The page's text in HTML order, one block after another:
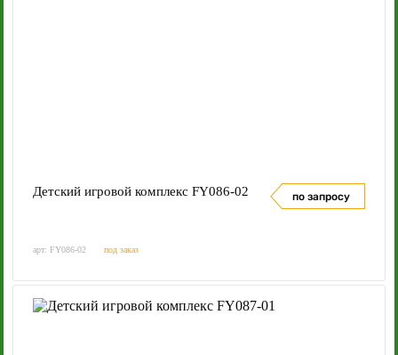
Детский игровой комплекс FY086-02 по запросу
арт: FY086-02 под заказ